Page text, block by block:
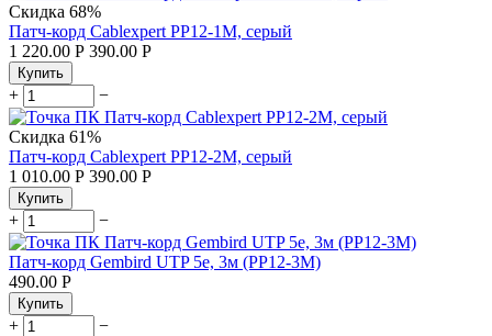
Скидка 68%
Патч-корд Cablexpert PP12-1M, серый
1 220.00 Р 390.00 Р
Купить
+ −
Скидка 61%
Патч-корд Cablexpert PP12-2M, серый
1 010.00 Р 390.00 Р
Купить
+ −
Патч-корд Gembird UTP 5e, 3м (PP12-3M)
490.00 Р
Купить
+ −